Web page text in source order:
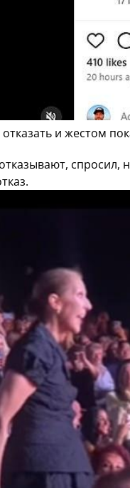
и жестом
спросил,